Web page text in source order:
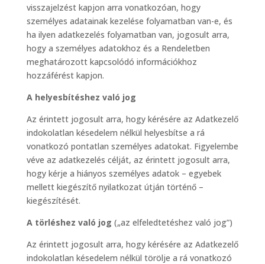
visszajelzést kapjon arra vonatkozóan, hogy
személyes adatainak kezelése folyamatban van-e, és
ha ilyen adatkezelés folyamatban van, jogosult arra,
hogy a személyes adatokhoz és a Rendeletben
meghatározott kapcsolódó információkhoz
hozzáférést kapjon.
A helyesbítéshez való jog
Az érintett jogosult arra, hogy kérésére az Adatkezelő
indokolatlan késedelem nélkül helyesbítse a rá
vonatkozó pontatlan személyes adatokat. Figyelembe
véve az adatkezelés célját, az érintett jogosult arra,
hogy kérje a hiányos személyes adatok – egyebek
mellett kiegészítő nyilatkozat útján történő –
kiegészítését.
A törléshez való jog („az elfeledtetéshez való jog”)
Az érintett jogosult arra, hogy kérésére az Adatkezelő
indokolatlan késedelem nélkül törölje a rá vonatkozó